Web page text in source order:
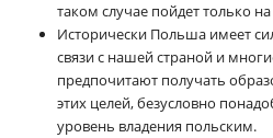
таком случае пойдет только
Исторически Польша имеет
связи с нашей страной и
предпочитают получать
этих целей, безусловно
уровень владения польским.